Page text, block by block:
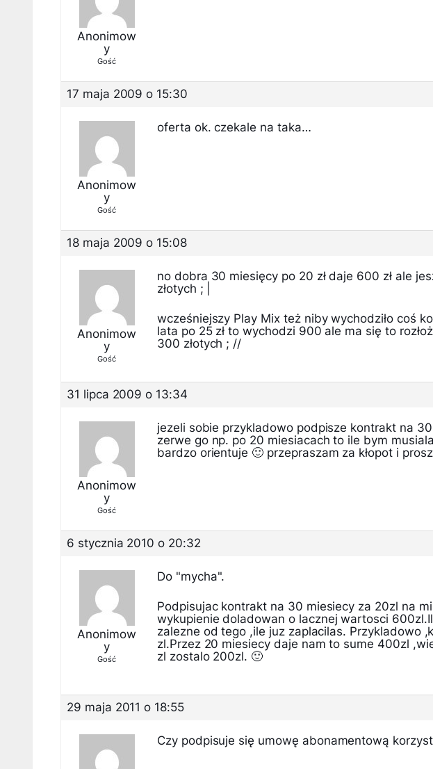
Anonimow
y
Gość
17 maja 2009 o 15:30
Anonimow
y
Gość
oferta ok. czekale na taka…
18 maja 2009 o 15:08
Anonimow
y
Gość
no dobra 30 miesięcy po 20 zł daje 600 zł ale
złotych ; |
wcześniejszy Play Mix też niby wychodziło coś
lata po 25 zł to wychodzi 900 ale ma się to
300 złotych ; //
31 lipca 2009 o 13:34
Anonimow
y
Gość
jezeli sobie przykladowo podpisze kontrakt na
zerwe go np. po 20 miesiacach to ile bym
bardzo orientuje 🙂 przepraszam za kłopot i
6 stycznia 2010 o 20:32
Anonimow
y
Gość
Do "mycha".
Podpisujac kontrakt na 30 miesiecy za 20zl na
wykupienie doladowan o lacznej wartosci
zalezne od tego ,ile juz zaplacilas. Przykladowo
zl.Przez 20 miesiecy daje nam to sume 400zl
zl zostalo 200zl. 🙂
29 maja 2011 o 18:55
Czy podpisuje się umowę abonamentową